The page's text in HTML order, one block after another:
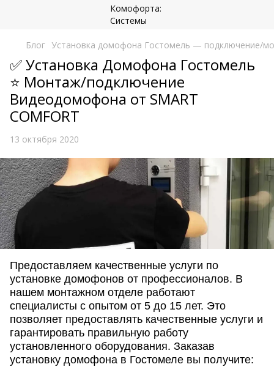
Блог Установка домофона Гостомель — подключение/
✅ Установка Домофона Гостомель
⭐ Монтаж/подключение
Видеодомофона от SMART
COMFORT
13 октября 2020
Предоставляем качественные услуги по
установке домофонов от профессионалов. В
нашем монтажном отделе работают
специалисты с опытом от 5 до 15 лет. Это
позволяет предоставлять качественные услуги и
гарантировать правильную работу
установленного оборудования. Заказав
установку домофона в Гостомеле вы получите: